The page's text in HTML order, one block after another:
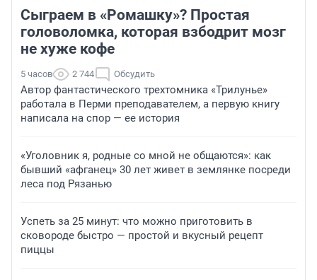
Сыграем в «Ромашку»? Простая
головоломка, которая взбодрит мозг
не хуже кофе
5 часов 2 744 Обсудить
Автор фантастического трехтомника «Трилунье»
работала в Перми преподавателем, а первую книгу
написала на спор — ее история
«Уголовник я, родные со мной не общаются»: как
бывший «афганец» 30 лет живет в землянке посреди
леса под Рязанью
Успеть за 25 минут: что можно приготовить в
сковороде быстро — простой и вкусный рецепт
пиццы